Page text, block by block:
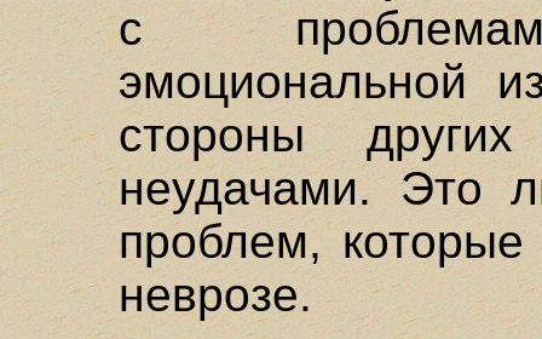
с
эмоциональной
стороны
неудачами. Это
проблем,
неврозе.